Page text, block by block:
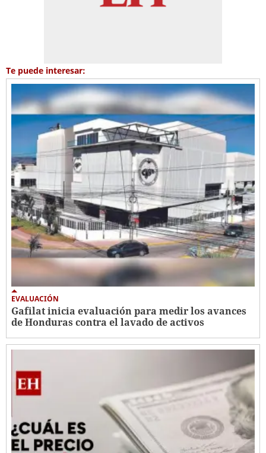
Te puede interesar:
EVALUACIÓN
Gafilat inicia evaluación para medir los avances
de Honduras contra el lavado de activos